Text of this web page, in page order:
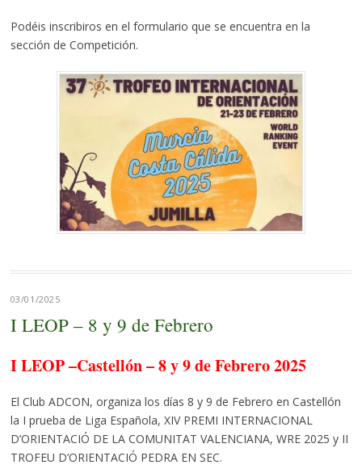
Podéis inscribiros en el formulario que se encuentra en la
sección de Competición.
03/01/2025
I LEOP – 8 y 9 de Febrero
I LEOP –Castellón – 8 y 9 de Febrero 2025
El Club ADCON, organiza los días 8 y 9 de Febrero en Castellón
la I prueba de Liga Española, XIV PREMI INTERNACIONAL
D’ORIENTACIÓ DE LA COMUNITAT VALENCIANA, WRE 2025 y II
TROFEU D’ORIENTACIÓ PEDRA EN SEC.